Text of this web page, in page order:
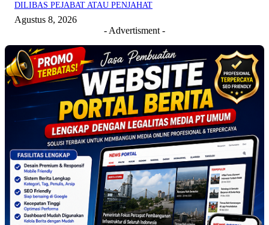
DILIBAS PEJABAT ATAU PENJAHAT
Agustus 8, 2026
- Advertisment -